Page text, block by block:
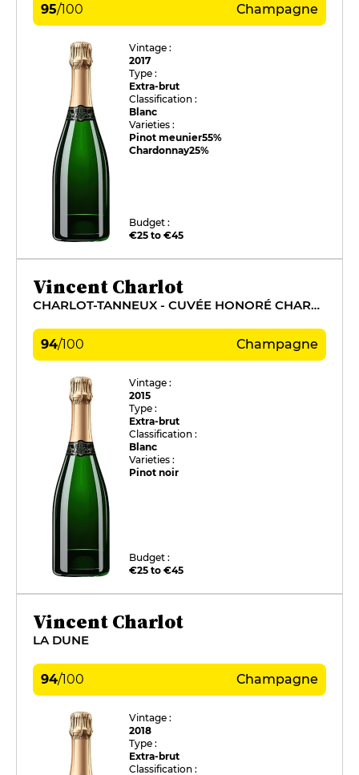
95/100 Champagne
Vintage :
2017
Type :
Extra-brut
Classification :
Blanc
Varieties :
Pinot meunier55%
Chardonnay25%
Budget :
€25 to €45
Vincent Charlot
CHARLOT-TANNEUX - CUVÉE HONORÉ CHARLOT
94/100 Champagne
Vintage :
2015
Type :
Extra-brut
Classification :
Blanc
Varieties :
Pinot noir
Budget :
€25 to €45
Vincent Charlot
LA DUNE
94/100 Champagne
Vintage :
2018
Type :
Extra-brut
Classification :